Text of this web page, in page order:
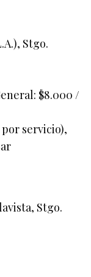
Stgo.
$8.000 /
servicio),
Stgo.